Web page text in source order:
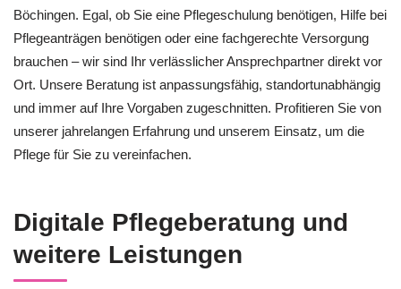
Böchingen. Egal, ob Sie eine Pflegeschulung benötigen, Hilfe bei
Pflegeanträgen benötigen oder eine fachgerechte Versorgung
brauchen – wir sind Ihr verlässlicher Ansprechpartner direkt vor
Ort. Unsere Beratung ist anpassungsfähig, standortunabhängig
und immer auf Ihre Vorgaben zugeschnitten. Profitieren Sie von
unserer jahrelangen Erfahrung und unserem Einsatz, um die
Pflege für Sie zu vereinfachen.
Digitale Pflegeberatung und
weitere Leistungen